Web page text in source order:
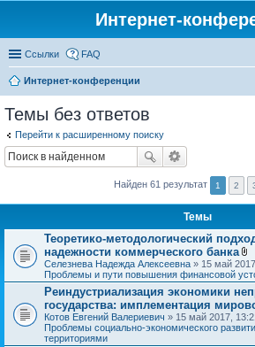
Интернет-
Ссылки FAQ
Интернет-конференции
Темы без ответов
Перейти к расширенному поиску
Найден 61 результат 1 2
Темы
Теоретико-методологический
надежности коммерческого банка
В
л
о
ж
е
н
и
Селезнева Надежда Алексеевна » 15 май
Проблемы и пути повышения финансовой
Реиндустриализация экономики
государства: имплементация
Котов Евгений Валериевич » 15 май 2017,
Проблемы социально-экономического
территориями